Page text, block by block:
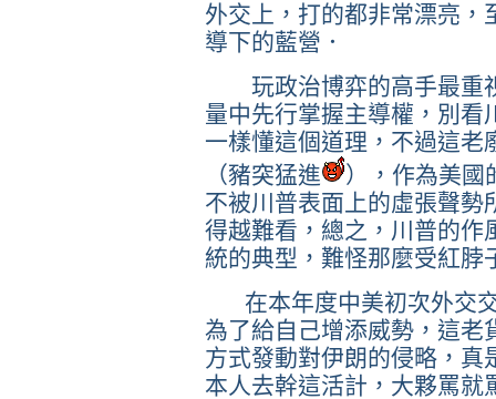
外交上，打的都非常漂亮，
導下的藍營．
玩政治博弈的高手最重
量中先行掌握主導權，別看
一樣懂這個道理，不過這老
（豬突猛進
），作為美國
不被川普表面上的虛張聲勢
得越難看，總之，川普的作
統的典型，難怪那麼受紅脖
在本年度中美初次外交
為了給自己增添威勢，這老
方式發動對伊朗的侵略，真
本人去幹這活計，大夥罵就